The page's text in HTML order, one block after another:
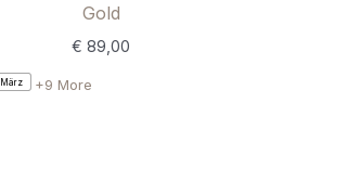
Gold
€ 89,00
März +9 More